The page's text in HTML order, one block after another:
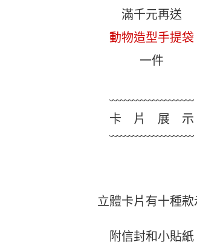
滿千元再送
動物造型手提袋
一件
﹏﹏﹏﹏﹏﹏﹏
卡 片 展 示
﹋﹋﹋﹋﹋﹋﹋
立體卡片有十種款
附信封和小貼紙